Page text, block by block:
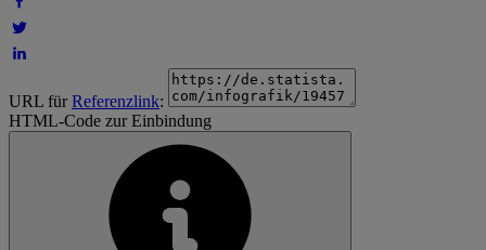
URL fürReferenzlink:
HTML-Code zur Einbindung